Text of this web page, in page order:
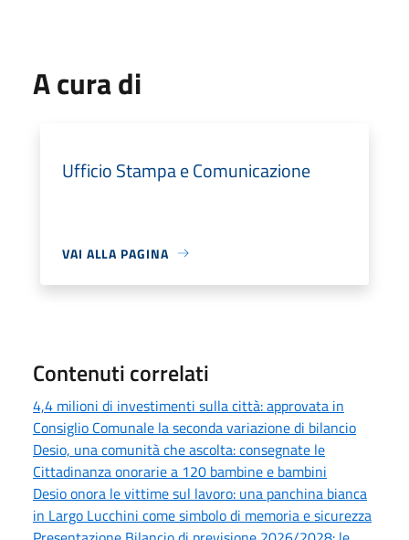
A cura di
Ufficio Stampa e Comunicazione
VAI ALLA PAGINA
Contenuti correlati
4,4 milioni di investimenti sulla città: approvata in
Consiglio Comunale la seconda variazione di bilancio
Desio, una comunità che ascolta: consegnate le
Cittadinanza onorarie a 120 bambine e bambini
Desio onora le vittime sul lavoro: una panchina bianca
in Largo Lucchini come simbolo di memoria e sicurezza